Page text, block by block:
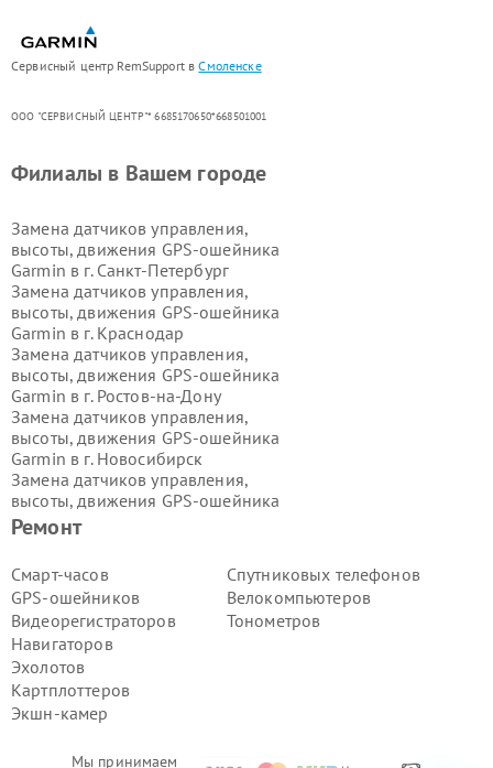
Сервисный центр RemSupport вСмоленске
ООО "СЕРВИСНЫЙ ЦЕНТР"* 6685170650*668501001
Мы принимаем
Ремонт
Смарт-часов
GPS-ошейников
Видеорегистраторов
Навигаторов
Эхолотов
Картплоттеров
Экшн-камер
Спутниковых телефонов
Велокомпьютеров
Тонометров
Филиалы в Вашем городе
Замена датчиков управления,
высоты, движения GPS-ошейника
Garmin в г. Санкт-Петербург
Замена датчиков управления,
высоты, движения GPS-ошейника
Garmin в г. Краснодар
Замена датчиков управления,
высоты, движения GPS-ошейника
Garmin в г. Ростов-на-Дону
Замена датчиков управления,
высоты, движения GPS-ошейника
Garmin в г. Новосибирск
Замена датчиков управления,
высоты, движения GPS-ошейника
Garmin в г.
Замена датчиков управления,
Garmin в г.Казань
Замена датчиков управления,
высоты, движения GPS-ошейника
Garmin в г.Воронеж
Замена датчиков управления,
высоты, движения GPS-ошейника
Garmin в г.Волгоград
Замена датчиков управления,
высоты, движения GPS-ошейника